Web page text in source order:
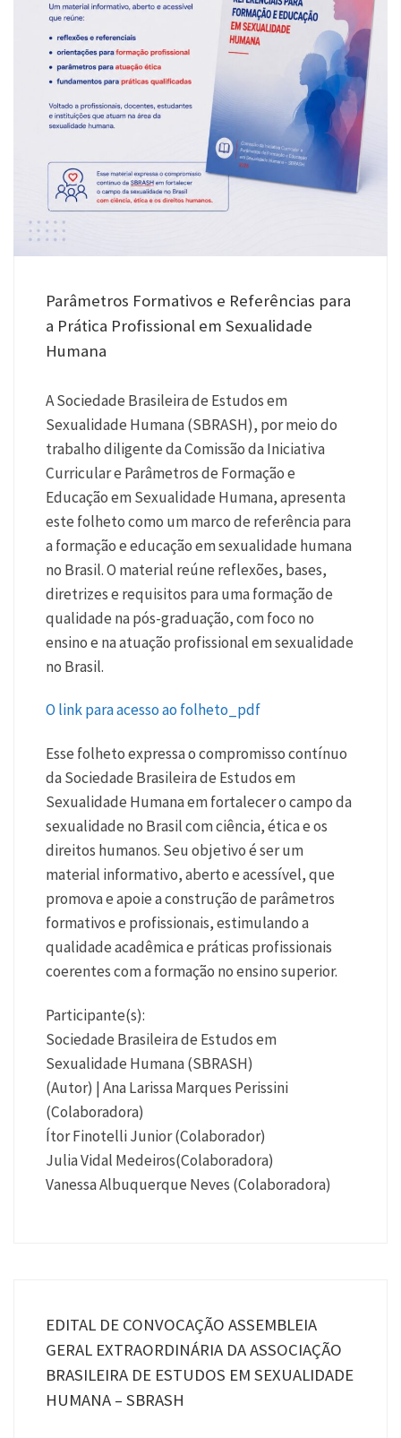
Parâmetros Formativos e Referências para
a Prática Profissional em Sexualidade
Humana
A Sociedade Brasileira de Estudos em
Sexualidade Humana (SBRASH), por meio do
trabalho diligente da Comissão da Iniciativa
Curricular e Parâmetros de Formação e
Educação em Sexualidade Humana, apresenta
este folheto como um marco de referência para
a formação e educação em sexualidade humana
no Brasil. O material reúne reflexões, bases,
diretrizes e requisitos para uma formação de
qualidade na pós-graduação, com foco no
ensino e na atuação profissional em sexualidade
no Brasil.
O link para acesso ao folheto_pdf
Esse folheto expressa o compromisso contínuo
da Sociedade Brasileira de Estudos em
Sexualidade Humana em fortalecer o campo da
sexualidade no Brasil com ciência, ética e os
direitos humanos. Seu objetivo é ser um
material informativo, aberto e acessível, que
promova e apoie a construção de parâmetros
formativos e profissionais, estimulando a
qualidade acadêmica e práticas profissionais
coerentes com a formação no ensino superior.
Participante(s):
Sociedade Brasileira de Estudos em
Sexualidade Humana (SBRASH)
(Autor) | Ana Larissa Marques Perissini
(Colaboradora)
Ítor Finotelli Junior (Colaborador)
Julia Vidal Medeiros(Colaboradora)
Vanessa Albuquerque Neves (Colaboradora)
EDITAL DE CONVOCAÇÃO ASSEMBLEIA
GERAL EXTRAORDINÁRIA DA ASSOCIAÇÃO
BRASILEIRA DE ESTUDOS EM SEXUALIDADE
HUMANA – SBRASH